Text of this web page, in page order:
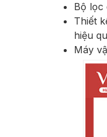
Bộ lọc
Thiết
hiệu
Máy